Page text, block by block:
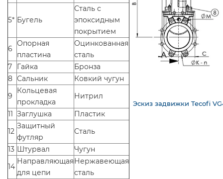
5* Бугель
Сталь с
эпоксидным
покрытием
6
Опорная
пластина
Оцинкованная
сталь
7
Гайка
Бронза
8 Сальник
Ковкий чугун
9
Кольцевая
прокладка
Нитрил
11 Заглушка
Пластик
12
Защитный
футляр
Сталь
13 Штурвал
Чугун
14
Направляющая
для цепи
Нержавеющая
сталь
Эскиз задвижки Tecofi